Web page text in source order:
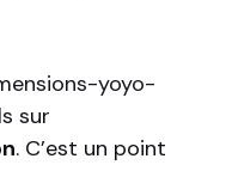
yoyo-
sur
. C’est un point